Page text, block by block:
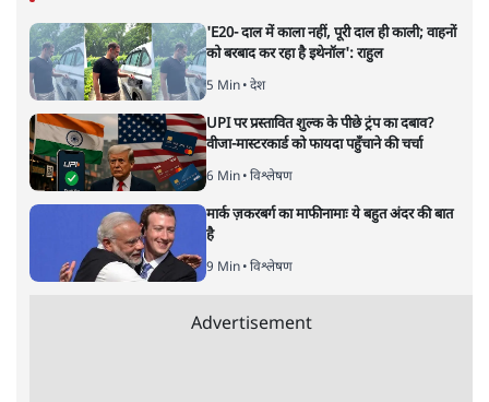
नतीजों पर परदे डालता घोषणा प्रधान
बजट!